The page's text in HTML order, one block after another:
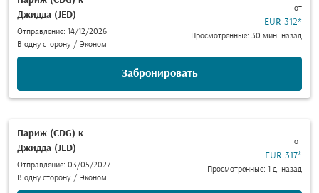
Джидда (JED)
Отправление: 14/12/2026
В одну сторону / Эконом
от
EUR 312*
Просмотренные: 30 мин. назад
Забронировать
Париж (CDG) к
Джидда (JED)
Отправление: 03/05/2027
В одну сторону / Эконом
от
EUR 317*
Просмотренные: 1 д. назад